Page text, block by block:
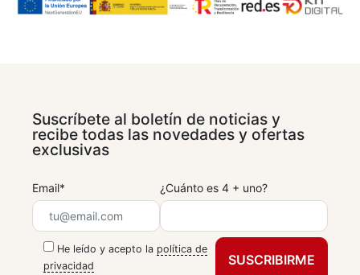
Suscríbete al boletín de noticias y
recibe todas las novedades y ofertas
exclusivas
Email* ¿Cuánto es 4 + uno?
He leído y acepto la política de
privacidad